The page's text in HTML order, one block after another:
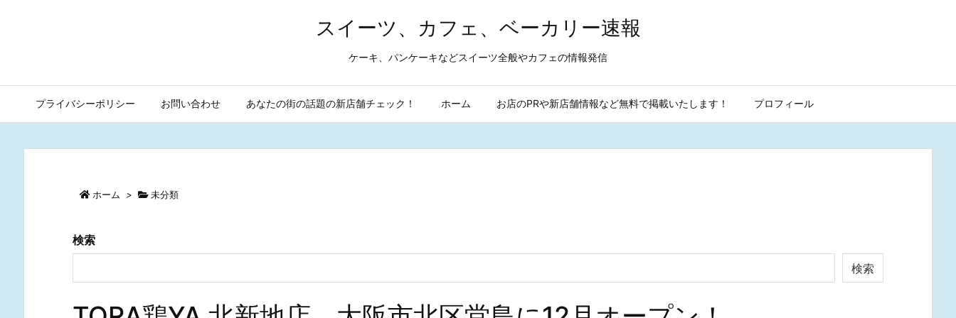
スイーツ、カフェ、ベーカリー速報
ケーキ、パンケーキなどスイーツ全般やカフェの情報発信
プライバシーポリシー お問い合わせ あなたの街の話題の新店舗チェック！ ホーム お店のPRや新店舗情報など無料で掲載いたします！ プロフィール
ホーム > 未分類
検索
検索